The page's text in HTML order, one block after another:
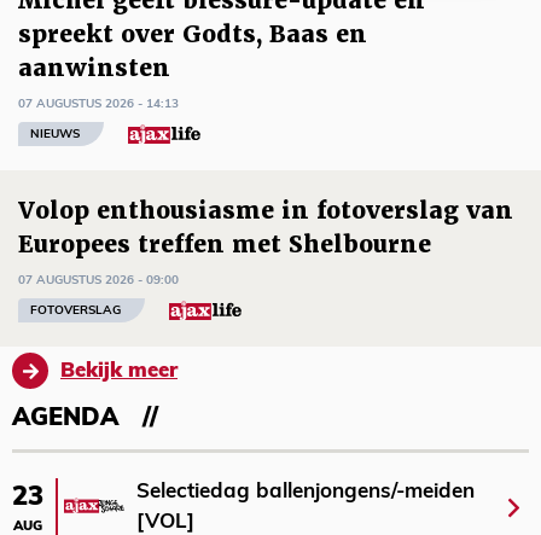
spreekt over Godts, Baas en
aanwinsten
07 AUGUSTUS 2026 - 14:13
NIEUWS
Volop enthousiasme in fotoverslag van
Europees treffen met Shelbourne
07 AUGUSTUS 2026 - 09:00
FOTOVERSLAG
Bekijk meer
AGENDA
23
AUG
Selectiedag ballenjongens/-meiden
[VOL]